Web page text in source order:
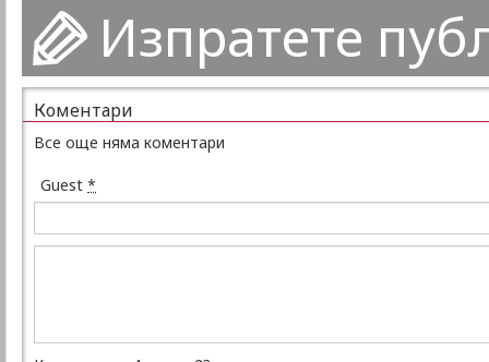
Изпратете
Коментари
Все още няма коментари
Guest *